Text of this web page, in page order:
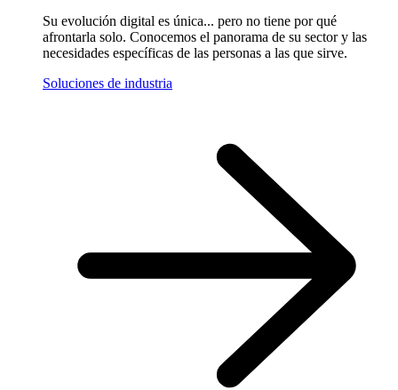
Su evolución digital es única... pero no tiene por qué
afrontarla solo. Conocemos el panorama de su sector y las
necesidades específicas de las personas a las que sirve.
Soluciones de industria